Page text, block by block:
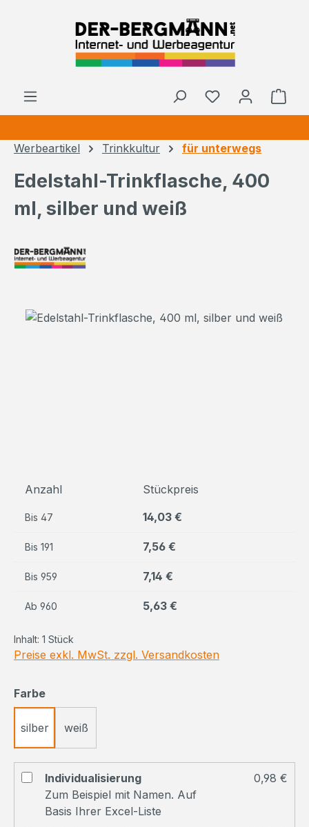
Werbeartikel Trinkkultur für unterwegs
Edelstahl-Trinkflasche, 400
ml, silber und weiß
Bildergalerie überspringen
Anzahl Stückpreis
Bis 47 14,03 €
Bis 191 7,56 €
Bis 959 7,14 €
Ab 960 5,63 €
Inhalt: 1 Stück
Preise exkl. MwSt. zzgl. Versandkosten
Farbeauswählen
silber weiß
Individualisierung
Zum Beispiel mit Namen. Auf
Basis Ihrer Excel-Liste
0,98 €